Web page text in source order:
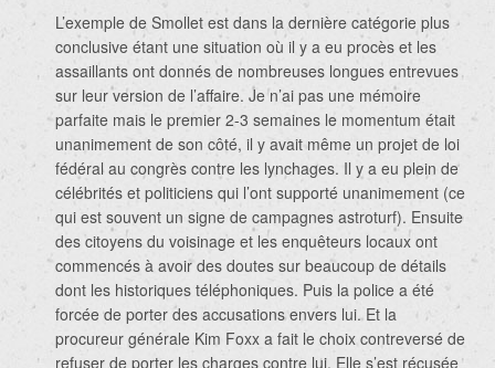
L’exemple de Smollet est dans la dernière catégorie plus
conclusive étant une situation où il y a eu procès et les
assaillants ont donnés de nombreuses longues entrevues
sur leur version de l’affaire. Je n’ai pas une mémoire
parfaite mais le premier 2-3 semaines le momentum était
unanimement de son côté, il y avait même un projet de loi
fédéral au congrès contre les lynchages. Il y a eu plein de
célébrités et politiciens qui l’ont supporté unanimement (ce
qui est souvent un signe de campagnes astroturf). Ensuite
des citoyens du voisinage et les enquêteurs locaux ont
commencés à avoir des doutes sur beaucoup de détails
dont les historiques téléphoniques. Puis la police a été
forcée de porter des accusations envers lui. Et la
procureur générale Kim Foxx a fait le choix contreversé de
refuser de porter les charges contre lui. Elle s’est récusée